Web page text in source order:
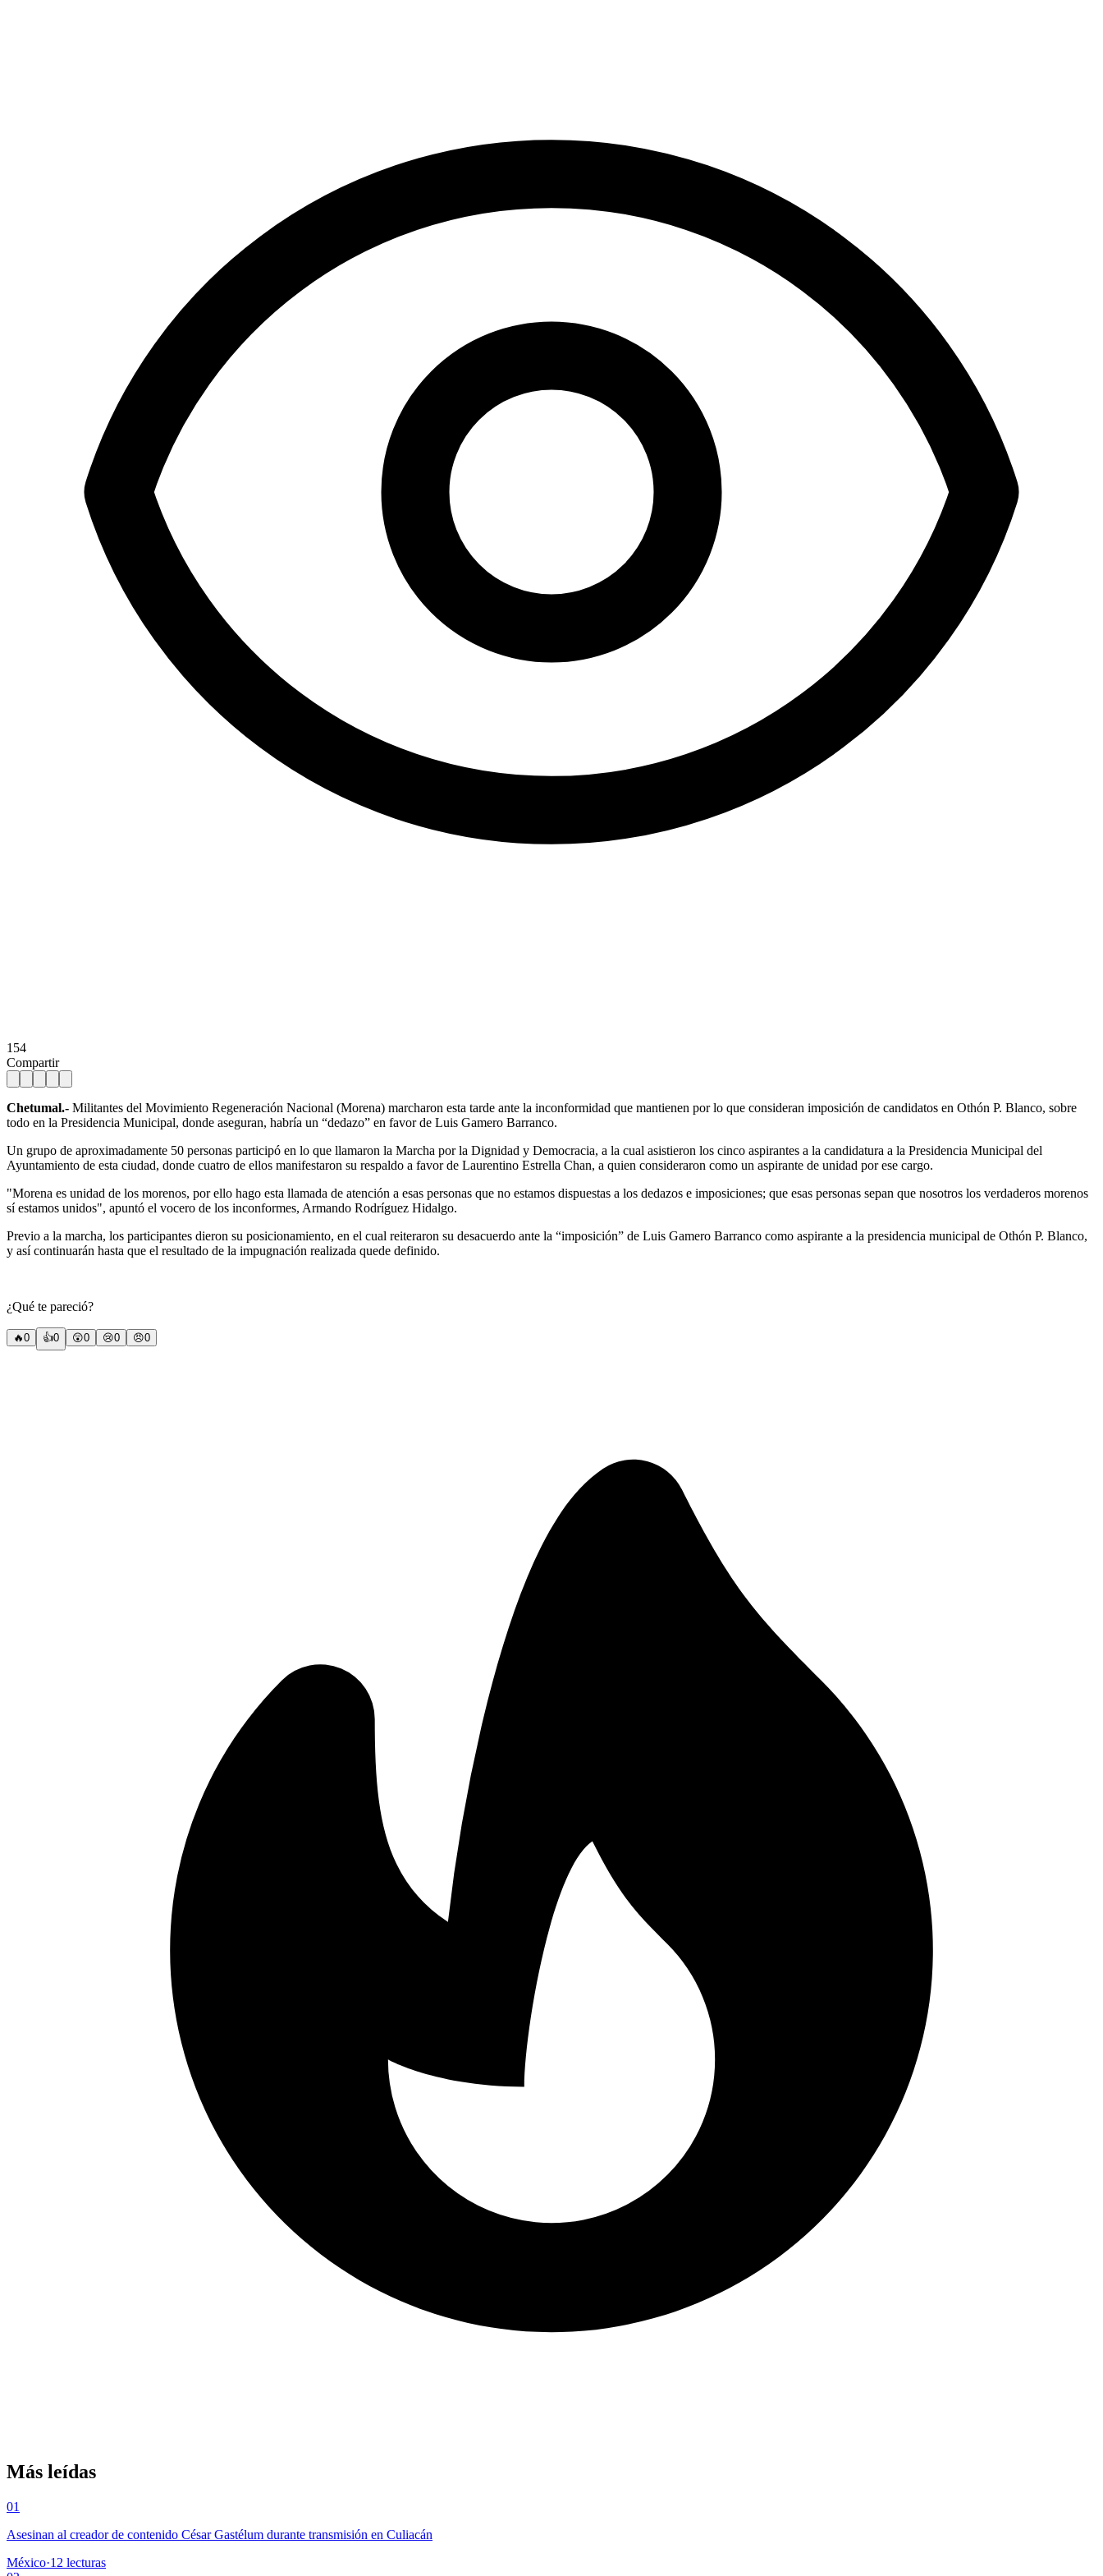
154
Compartir
Chetumal.- Militantes del Movimiento Regeneración Nacional (Morena) marcharon esta tarde ante la inconformidad que mantienen por lo que consideran imposición de candidatos en Othón P. Blanco, sobre
todo en la Presidencia Municipal, donde aseguran, habría un “dedazo” en favor de Luis Gamero Barranco.
Un grupo de aproximadamente 50 personas participó en lo que llamaron la Marcha por la Dignidad y Democracia, a la cual asistieron los cinco aspirantes a la candidatura a la Presidencia Municipal del
Ayuntamiento de esta ciudad, donde cuatro de ellos manifestaron su respaldo a favor de Laurentino Estrella Chan, a quien consideraron como un aspirante de unidad por ese cargo.
"Morena es unidad de los morenos, por ello hago esta llamada de atención a esas personas que no estamos dispuestas a los dedazos e imposiciones; que esas personas sepan que nosotros los verdaderos morenos
sí estamos unidos", apuntó el vocero de los inconformes, Armando Rodríguez Hidalgo.
Previo a la marcha, los participantes dieron su posicionamiento, en el cual reiteraron su desacuerdo ante la “imposición” de Luis Gamero Barranco como aspirante a la presidencia municipal de Othón P. Blanco,
y así continuarán hasta que el resultado de la impugnación realizada quede definido.
¿Qué te pareció?
🔥0 👍0 😲0 😢0 😠0
Más leídas
01
Asesinan al creador de contenido César Gastélum durante transmisión en Culiacán
México·12 lecturas